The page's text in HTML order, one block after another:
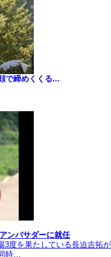
で締めくくる...
ンバサダーに就任
3度を果たしている長迫吉拓が
時…